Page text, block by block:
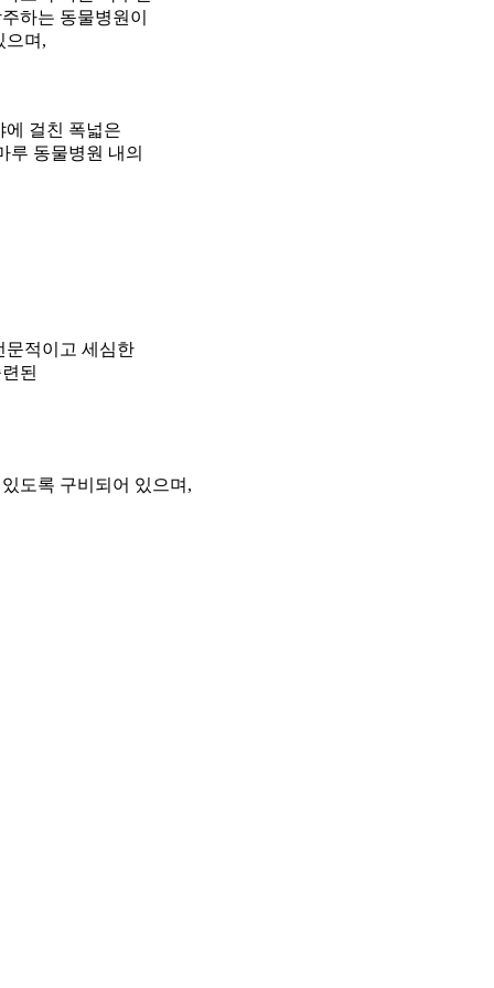
하는 동물병원이
으며,
에 걸친 폭넓은
루 동물병원 내의
문적이고 세심한
된
도록 구비되어 있으며,